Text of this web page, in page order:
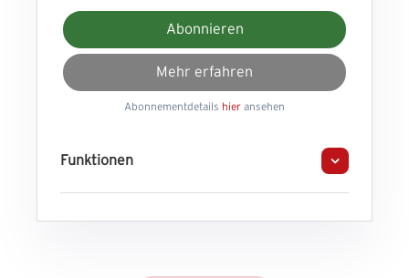
Abonnieren
Mehr erfahren
Abonnementdetails hier ansehen
Funktionen